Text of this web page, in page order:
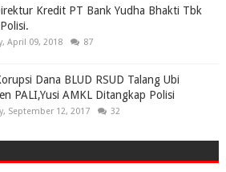
Kredit PT Bank Yudha Bhakti Tbk
April 09, 2018 87
Dana BLUD RSUD Talang Ubi
PALI,Yusi AMKL Ditangkap Polisi
September 12, 2017 32